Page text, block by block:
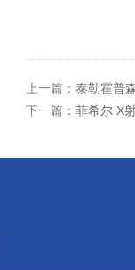
上一篇： 泰勒霍普
下一篇： 菲希尔 X